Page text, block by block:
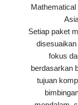
Setiap paket
fokus
berdasarkan
tujuan